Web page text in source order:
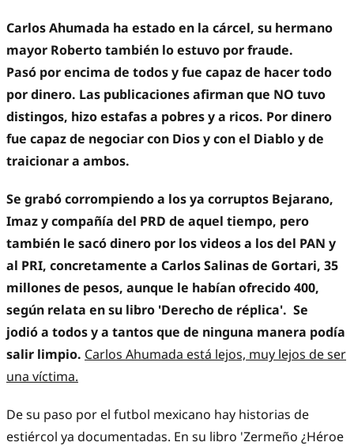
Carlos Ahumada ha estado en la cárcel, su hermano
mayor Roberto también lo estuvo por fraude.
Pasó por encima de todos y fue capaz de hacer todo
por dinero. Las publicaciones afirman que NO tuvo
distingos, hizo estafas a pobres y a ricos. Por dinero
fue capaz de negociar con Dios y con el Diablo y de
traicionar a ambos.
Se grabó corrompiendo a los ya corruptos Bejarano,
Imaz y compañía del PRD de aquel tiempo, pero
también le sacó dinero por los videos a los del PAN y
al PRI, concretamente a Carlos Salinas de Gortari, 35
millones de pesos, aunque le habían ofrecido 400,
según relata en su libro 'Derecho de réplica'. Se
jodió a todos y a tantos que de ninguna manera podía
salir limpio. Carlos Ahumada está lejos, muy lejos de ser
una víctima.
De su paso por el futbol mexicano hay historias de
estiércol ya documentadas. En su libro 'Zermeño ¿Héroe